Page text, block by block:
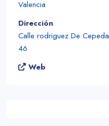
Valencia
Dirección
Calle rodriguez De Cepeda
46
Web